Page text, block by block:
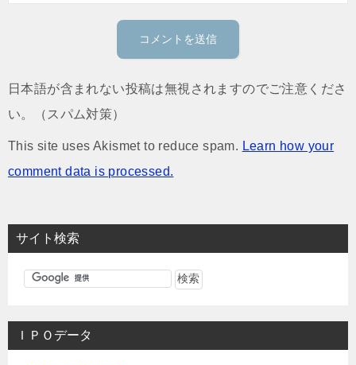
日本語が含まれない投稿は無視されますのでご注意くださ
い。（スパム対策）
This site uses Akismet to reduce spam. Learn how your
comment data is processed.
サイト検索
ＩＰＯデータ